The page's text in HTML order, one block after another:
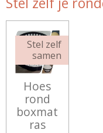
Stel zelf
samen
Hoes
rond
boxmat
ras